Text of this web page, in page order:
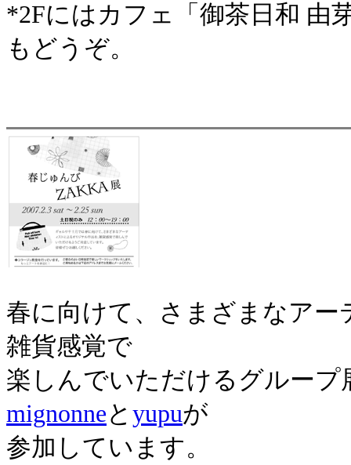
*2Fにはカフェ「御茶日和 由
もどうぞ。
春に向けて、さまざまなア
雑貨感覚で
楽しんでいただけるグルー
mignonneと yupuが
参加しています。